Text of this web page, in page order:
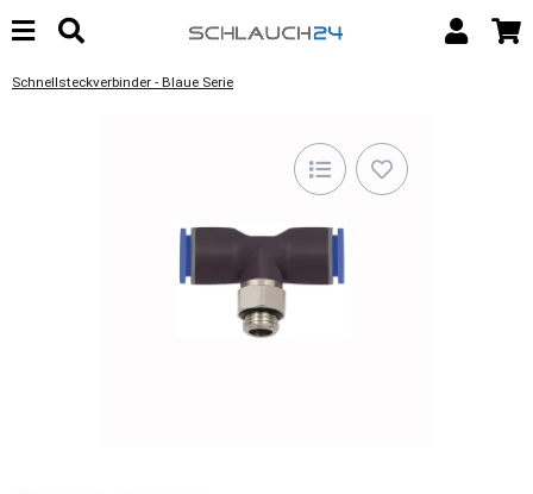
Schnellsteckverbinder - Blaue Serie